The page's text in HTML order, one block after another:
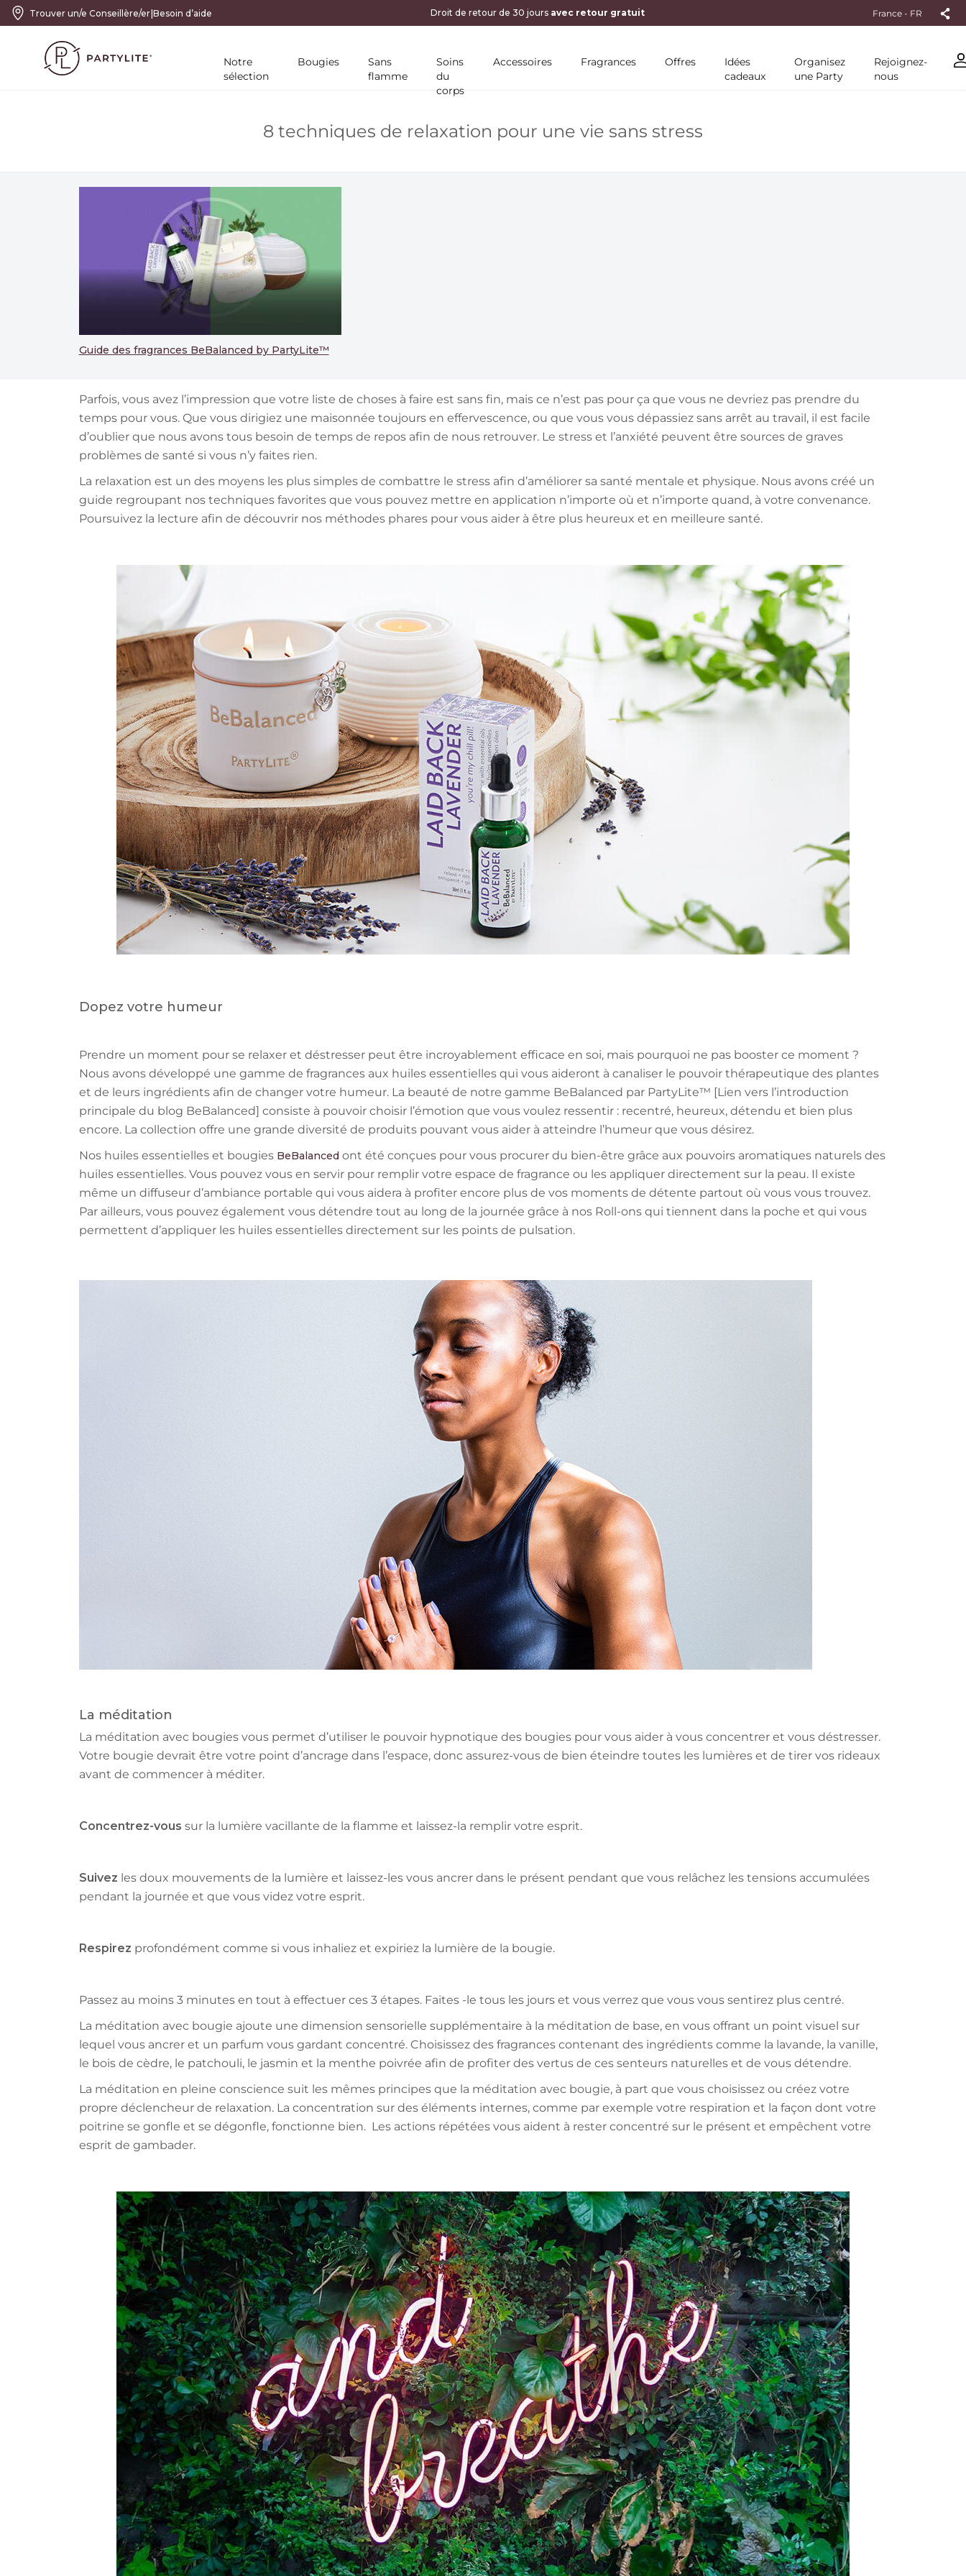
Trouver un/e Conseillère/er|Besoin d’aide 10 % DE RÉDUCTION SUR VOTRE PREMIÈRE COMMANDE France - FR
Notre
sélection
Bougies
Sans
flamme
Soins
du
corps
Accessoires Fragrances Offres
Idées
cadeaux
Organisez
une Party
Rejoignez-
nous
8 techniques de relaxation pour une vie sans stress
Guide des fragrances BeBalanced by PartyLite™
Parfois, vous avez l’impression que votre liste de choses à faire est sans fin, mais ce n’est pas pour ça que vous ne devriez pas prendre du
temps pour vous. Que vous dirigiez une maisonnée toujours en effervescence, ou que vous vous dépassiez sans arrêt au travail, il est facile
d’oublier que nous avons tous besoin de temps de repos afin de nous retrouver. Le stress et l’anxiété peuvent être sources de graves
problèmes de santé si vous n’y faites rien.
La relaxation est un des moyens les plus simples de combattre le stress afin d’améliorer sa santé mentale et physique. Nous avons créé un
guide regroupant nos techniques favorites que vous pouvez mettre en application n’importe où et n’importe quand, à votre convenance.
Poursuivez la lecture afin de découvrir nos méthodes phares pour vous aider à être plus heureux et en meilleure santé.
Dopez votre humeur
Prendre un moment pour se relaxer et déstresser peut être incroyablement efficace en soi, mais pourquoi ne pas booster ce moment ?
Nous avons développé une gamme de fragrances aux huiles essentielles qui vous aideront à canaliser le pouvoir thérapeutique des plantes
et de leurs ingrédients afin de changer votre humeur. La beauté de notre gamme BeBalanced par PartyLite™ [Lien vers l’introduction
principale du blog BeBalanced] consiste à pouvoir choisir l’émotion que vous voulez ressentir : recentré, heureux, détendu et bien plus
encore. La collection offre une grande diversité de produits pouvant vous aider à atteindre l’humeur que vous désirez.
Nos huiles essentielles et bougies BeBalancedont été conçues pour vous procurer du bien-être grâce aux pouvoirs aromatiques naturels des
huiles essentielles. Vous pouvez vous en servir pour remplir votre espace de fragrance ou les appliquer directement sur la peau. Il existe
même un diffuseur d’ambiance portable qui vous aidera à profiter encore plus de vos moments de détente partout où vous vous trouvez.
Par ailleurs, vous pouvez également vous détendre tout au long de la journée grâce à nos Roll-ons qui tiennent dans la poche et qui vous
permettent d’appliquer les huiles essentielles directement sur les points de pulsation.
La méditation
La méditation avec bougies vous permet d’utiliser le pouvoir hypnotique des bougies pour vous aider à vous concentrer et vous déstresser.
Votre bougie devrait être votre point d’ancrage dans l’espace, donc assurez-vous de bien éteindre toutes les lumières et de tirer vos rideaux
avant de commencer à méditer.
Concentrez-vous sur la lumière vacillante de la flamme et laissez-la remplir votre esprit.
Suivez les doux mouvements de la lumière et laissez-les vous ancrer dans le présent pendant que vous relâchez les tensions accumulées
pendant la journée et que vous videz votre esprit.
Respirez profondément comme si vous inhaliez et expiriez la lumière de la bougie.
Passez au moins 3 minutes en tout à effectuer ces 3 étapes. Faites -le tous les jours et vous verrez que vous vous sentirez plus centré.
La méditation avec bougie ajoute une dimension sensorielle supplémentaire à la méditation de base, en vous offrant un point visuel sur
lequel vous ancrer et un parfum vous gardant concentré. Choisissez des fragrances contenant des ingrédients comme la lavande, la vanille,
le bois de cèdre, le patchouli, le jasmin et la menthe poivrée afin de profiter des vertus de ces senteurs naturelles et de vous détendre.
La méditation en pleine conscience suit les mêmes principes que la méditation avec bougie, à part que vous choisissez ou créez votre
propre déclencheur de relaxation. La concentration sur des éléments internes, comme par exemple votre respiration et la façon dont votre
poitrine se gonfle et se dégonfle, fonctionne bien. Les actions répétées vous aident à rester concentré sur le présent et empêchent votre
esprit de gambader.